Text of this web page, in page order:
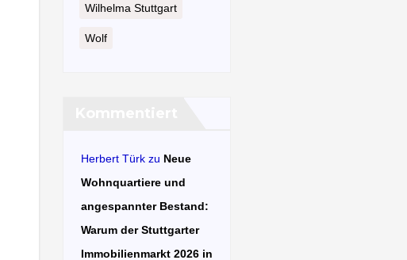
Wilhelma Stuttgart
Wolf
Herbert Türkzu Neue
Wohnquartiere und
angespannter Bestand:
Warum der Stuttgarter
Immobilienmarkt 2026 in